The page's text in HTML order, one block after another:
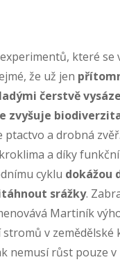
které se
že už jen
čerstvě
zvyšuje
ptactvo a drobná
a díky
cyklu dokážou
srážky.
Martiník
stromů v zemědělské
nemusí růst pouze v